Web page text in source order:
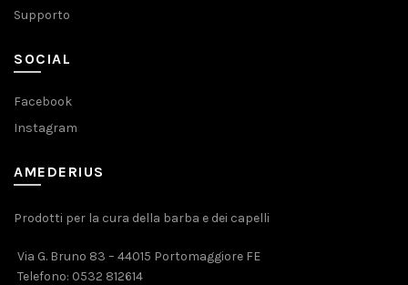
Supporto
SOCIAL
Facebook
Instagram
AMEDERIUS
Prodotti per la cura della barba e dei capelli
Via G. Bruno 83 – 44015 Portomaggiore FE
Telefono: 0532 812614